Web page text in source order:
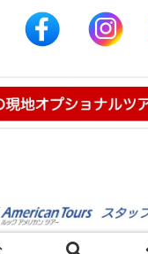
©2008-2025 JTB USA Inc.